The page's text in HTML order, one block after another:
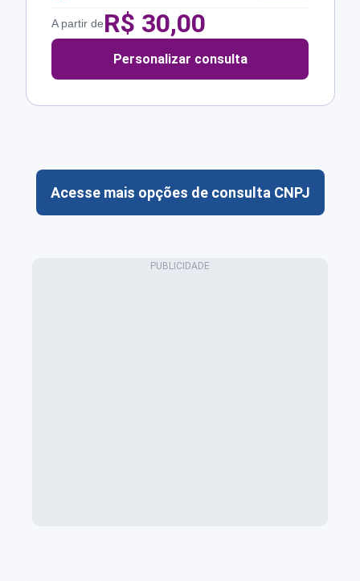
A partir deR$ 30,00
Personalizar consulta
Acesse mais opções de consulta CNPJ